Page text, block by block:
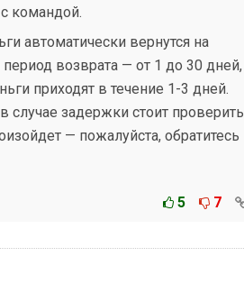
командой.
автоматически вернутся на
период возврата — от 1 до 30 дней,
приходят в течение 1-3 дней.
случае задержки стоит проверить
— пожалуйста, обратитесь
5 7